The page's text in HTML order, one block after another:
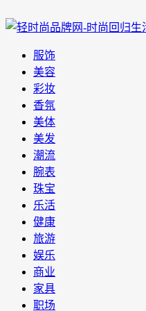
服饰
美容
彩妆
香氛
美体
美发
潮流
腕表
珠宝
乐活
健康
旅游
娱乐
商业
家具
职场